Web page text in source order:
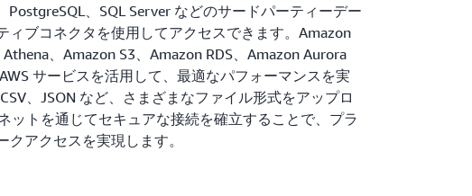
PostgreSQL、SQL Server などのサードパーティーデー
ィブコネクタを使用してアクセスできます。Amazon
、Amazon S3、Amazon RDS、Amazon Aurora
サービスを活用して、最適なパフォーマンスを実
、JSON など、さまざまなファイル形式をアップロ
ットを通じてセキュアな接続を確立することで、プラ
クアクセスを実現します。